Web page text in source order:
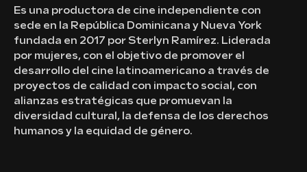
Es una productora de cine independiente con
sede en la República Dominicana y Nueva York
fundada en 2017 por Sterlyn Ramírez. Liderada
por mujeres, con el objetivo de promover el
desarrollo del cine latinoamericano a través de
proyectos de calidad con impacto social, con
alianzas estratégicas que promuevan la
diversidad cultural, la defensa de los derechos
humanos y la equidad de género.